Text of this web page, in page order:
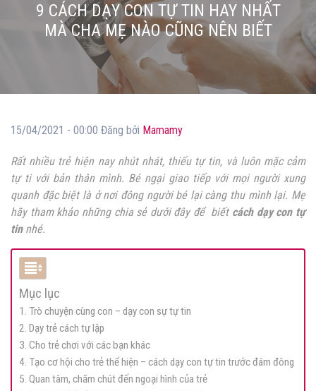
9 CÁCH DẠY CON TỰ TIN HAY NHẤT
MÀ CHA MẸ NÀO CŨNG NÊN BIẾT
15/04/2021 - 00:00 Đăng bởi Mamamy
Rất nhiều trẻ hiện nay nhút nhát, thiếu tự tin, và luôn mặc cảm
tự ti với bản thân mình. Bé ngại giao tiếp với mọi người xung
quanh đặc biệt là ở nơi đông người bé lại càng thu mình lại. Mẹ
hãy tham khảo những chia sẻ dưới đây để biết cách dạy con tự
tin nhé.
Mục lục
1. Trò chuyện cùng con – dạy con sự tự tin
2. Dạy trẻ cách tự lập
3. Cho trẻ chơi với các bạn khác
4. Tạo cơ hội cho trẻ thể hiện – cách dạy con tự tin trước đám đông
5. Quan tâm, chăm chút đến ngoại hình của trẻ